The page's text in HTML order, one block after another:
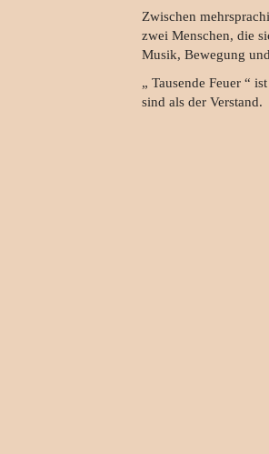
Zwischen
zwei Menschen, die
Musik, Bewegung
„ Tausende Feuer “
sind als der Verstand.